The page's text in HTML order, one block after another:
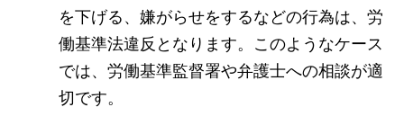
を下げる、嫌がらせをするなどの行為は、労
働基準法違反となります。このようなケース
では、労働基準監督署や弁護士への相談が適
切です。